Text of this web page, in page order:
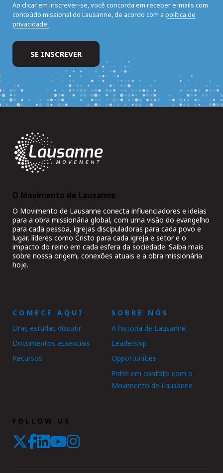
Ao clicar em inscrever-se, você concorda em receber e-mails com
conteúdo missional do Lausanne, de acordo com a política de
privacidade.
O Movimento de Lausanne
O Movimento de Lausanne conecta influenciadores e ideias
para a obra missionária global, com uma visão do evangelho
para cada pessoa, igrejas discipuladoras para cada povo e
lugar, líderes como Cristo para cada igreja e setor e o
impacto do reino em cada esfera da sociedade. Saiba mais
sobre nossa origem, conexões atuais e a obra missionária
hoje.
COMECE AQUI
Orar, estudar, discutir
Documentos essenciais
Recursos
SOBRE NÓS
A história de Lausanne
Leadership
Opportunities
Entre em contato com o
Movimento de Lausanne
FOLLOW US